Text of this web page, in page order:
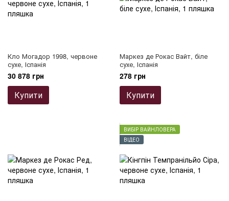
Кло Могадор 1998, червоне
сухе, Іспанія
30 878 грн
Купити
Маркез де Рокас Вайт, біле
сухе, Іспанія
278 грн
Купити
ВИБІР ВАЙНЛОВЕРА
ВІДЕО